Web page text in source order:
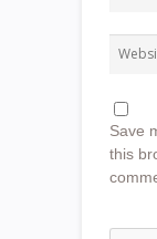
Save
this